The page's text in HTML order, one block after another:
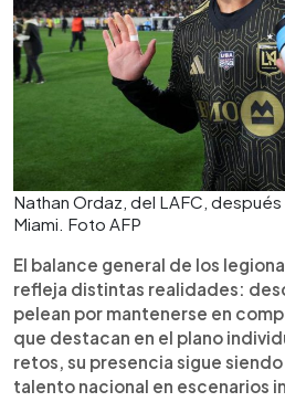
Nathan Ordaz, del LAFC,
Miami. Foto AFP
El balance general de los
refleja distintas realidades:
pelean por mantenerse en
que destacan en el plano
retos, su presencia sigue
talento nacional en escenarios